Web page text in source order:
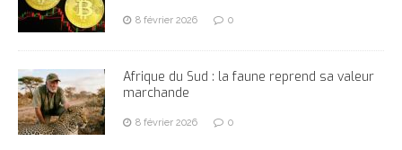
8 février 2026 0
Afrique du Sud : la faune reprend sa valeur
marchande
8 février 2026 0